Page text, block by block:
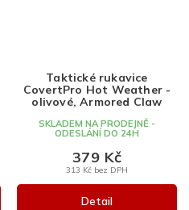
Taktické rukavice
CovertPro Hot Weather -
olivové, Armored Claw
SKLADEM NA PRODEJNĚ -
ODESLÁNÍ DO 24H
313 Kč bez DPH
379 Kč
Detail